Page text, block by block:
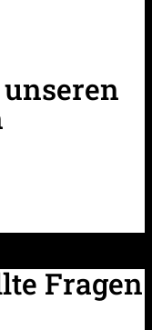
Fragen